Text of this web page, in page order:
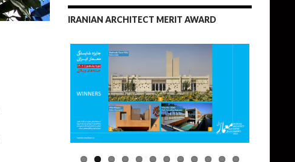
IRANIAN ARCHITECT MERIT AWARD